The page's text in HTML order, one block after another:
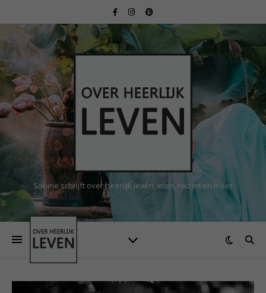
Sabine schrijft over heerlijk leven, eten, reizen en meer